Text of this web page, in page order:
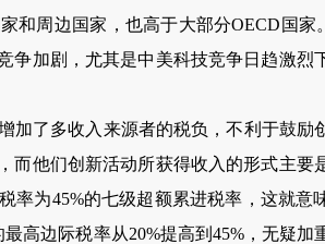
和周边国家，也高于大部分OECD 国家
争加剧，尤其是中美科技竞争日趋激烈
加了多收入来源者的税负，不利于鼓励
他们创新活动所获得收入的形式主要
率为45%的七级超额累进税率，这就意
最高边际税率从20%提高到45% ，无疑加